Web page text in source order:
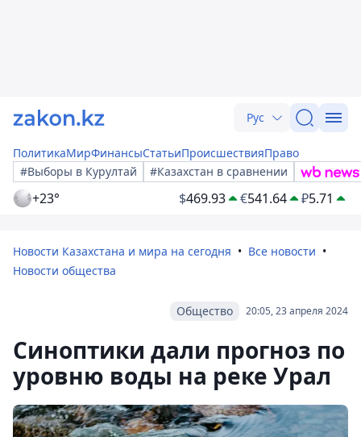
Рус
ПолитикаМирФинансыСтатьиПроисшествияПраво
#Выборы в Курултай
#Казахстан в сравнении
+23° $469.93 €541.64 ₽5.71
Новости Казахстана и мира на сегодня
Все новости
Новости общества
20:05, 23 апреля 2024
Общество
Синоптики дали прогноз по
уровню воды на реке Урал